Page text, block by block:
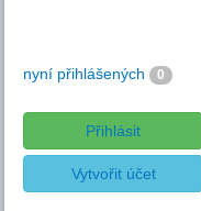
nyní přihlášených 0
Přihlásit
Vytvořit účet